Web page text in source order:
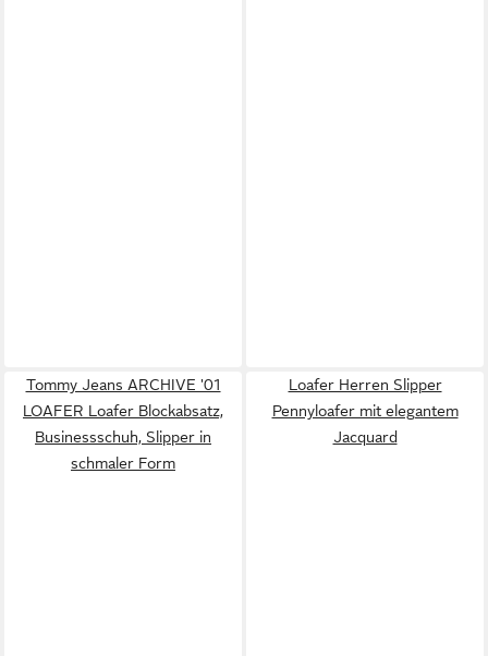
Tommy Jeans ARCHIVE '01
LOAFER Loafer Blockabsatz,
Businessschuh, Slipper in
schmaler Form
Loafer Herren Slipper
Pennyloafer mit elegantem
Jacquard